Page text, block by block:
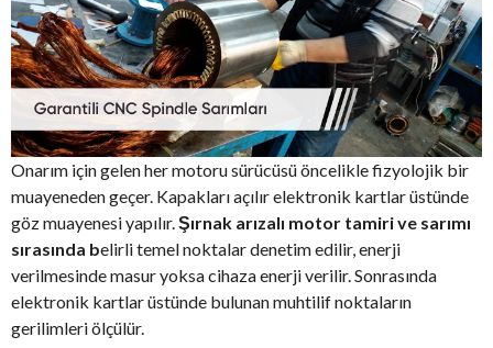
Onarım için gelen her motoru sürücüsü öncelikle fizyolojik bir
muayeneden geçer. Kapakları açılır elektronik kartlar üstünde
göz muayenesi yapılır. Şırnak arızalı motor tamiri ve sarımı
sırasında belirli temel noktalar denetim edilir, enerji
verilmesinde masur yoksa cihaza enerji verilir. Sonrasında
elektronik kartlar üstünde bulunan muhtilif noktaların
gerilimleri ölçülür.